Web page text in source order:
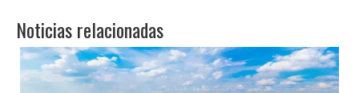
Noticias relacionadas